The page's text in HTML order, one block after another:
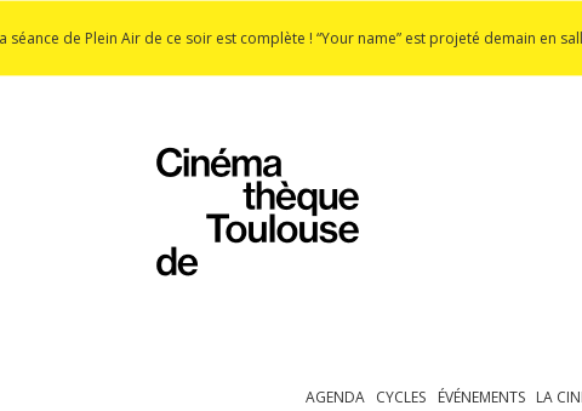
séance de Plein Air de ce soir est complète ! “Your name” est projeté demain en
AGENDA CYCLES ÉVÉNEMENTS LA